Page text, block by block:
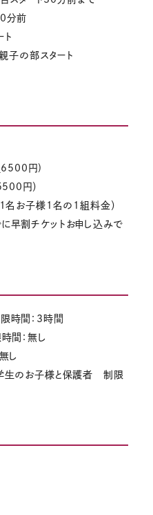
分前
の部スタート
円)
円）
お子様1名の1組料金）
早割チケットお申し込みで
間：3時間
間：無し
し
生のお子様と保護者 制限